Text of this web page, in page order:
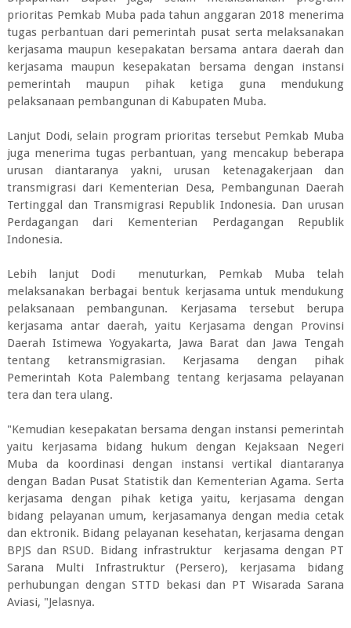
prioritas Pemkab Muba pada tahun anggaran 2018 menerima
tugas perbantuan dari pemerintah pusat serta melaksanakan
kerjasama maupun kesepakatan bersama antara daerah dan
kerjasama maupun kesepakatan bersama dengan instansi
pemerintah maupun pihak ketiga guna mendukung
pelaksanaan pembangunan di Kabupaten Muba.
Lanjut Dodi, selain program prioritas tersebut Pemkab Muba
juga menerima tugas perbantuan, yang mencakup beberapa
urusan diantaranya yakni, urusan ketenagakerjaan dan
transmigrasi dari Kementerian Desa, Pembangunan Daerah
Tertinggal dan Transmigrasi Republik Indonesia. Dan urusan
Perdagangan dari Kementerian Perdagangan Republik
Indonesia.
Lebih lanjut Dodi menuturkan, Pemkab Muba telah
melaksanakan berbagai bentuk kerjasama untuk mendukung
pelaksanaan pembangunan. Kerjasama tersebut berupa
kerjasama antar daerah, yaitu Kerjasama dengan Provinsi
Daerah Istimewa Yogyakarta, Jawa Barat dan Jawa Tengah
tentang ketransmigrasian. Kerjasama dengan pihak
Pemerintah Kota Palembang tentang kerjasama pelayanan
tera dan tera ulang.
"Kemudian kesepakatan bersama dengan instansi pemerintah
yaitu kerjasama bidang hukum dengan Kejaksaan Negeri
Muba da koordinasi dengan instansi vertikal diantaranya
dengan Badan Pusat Statistik dan Kementerian Agama. Serta
kerjasama dengan pihak ketiga yaitu, kerjasama dengan
bidang pelayanan umum, kerjasamanya dengan media cetak
dan ektronik. Bidang pelayanan kesehatan, kerjasama dengan
BPJS dan RSUD. Bidang infrastruktur kerjasama dengan PT
Sarana Multi Infrastruktur (Persero), kerjasama bidang
perhubungan dengan STTD bekasi dan PT Wisarada Sarana
Aviasi, "Jelasnya.